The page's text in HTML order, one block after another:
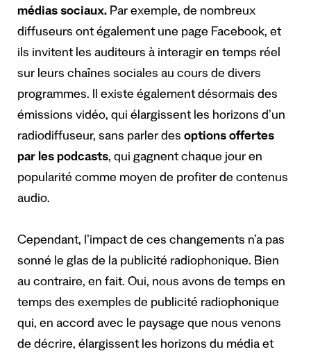
médias sociaux. Par exemple, de nombreux
diffuseurs ont également une page Facebook, et
ils invitent les auditeurs à interagir en temps réel
sur leurs chaînes sociales au cours de divers
programmes. Il existe également désormais des
émissions vidéo, qui élargissent les horizons d’un
radiodiffuseur, sans parler des options offertes
par les podcasts, qui gagnent chaque jour en
popularité comme moyen de profiter de contenus
audio.
Cependant, l’impact de ces changements n’a pas
sonné le glas de la publicité radiophonique. Bien
au contraire, en fait. Oui, nous avons de temps en
temps des exemples de publicité radiophonique
qui, en accord avec le paysage que nous venons
de décrire, élargissent les horizons du média et